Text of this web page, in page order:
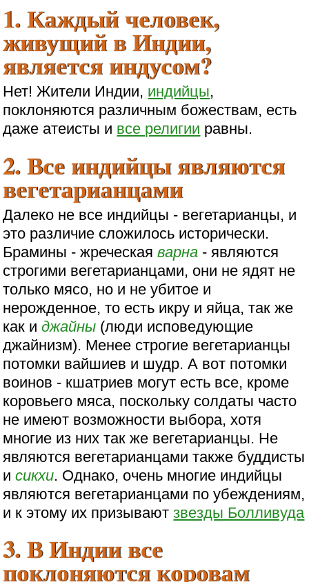
1. Каждый человек,
живущий в Индии,
является индусом?
Нет! Жители Индии, индийцы,
поклоняются различным божествам, есть
даже атеисты и все религии равны.
2. Все индийцы являются
вегетарианцами
Далеко не все индийцы - вегетарианцы, и
это различие сложилось исторически.
Брамины - жреческаяварна - являются
строгими вегетарианцами, они не ядят не
только мясо, но и не убитое и
нерожденное, то есть икру и яйца, так же
как иджайны (люди исповедующие
джайнизм). Менее строгие вегетарианцы
потомки вайшиев и шудр. А вот потомки
воинов - кшатриев могут есть все, кроме
коровьего мяса, поскольку солдаты часто
не имеют возможности выбора, хотя
многие из них так же вегетарианцы. Не
являются вегетарианцами также буддисты
исикхи. Однако, очень многие индийцы
являются вегетарианцами по убеждениям,
и к этому их призываютзвезды Болливуда
3. В Индии все
поклоняются коровам